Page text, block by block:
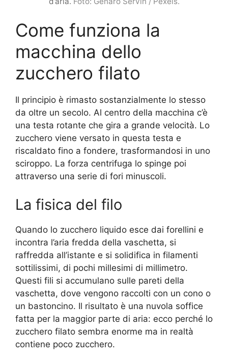
Come funziona la
macchina dello
zucchero filato
Il principio è rimasto sostanzialmente lo stesso
da oltre un secolo. Al centro della macchina c’è
una testa rotante che gira a grande velocità. Lo
zucchero viene versato in questa testa e
riscaldato fino a fondere, trasformandosi in uno
sciroppo. La forza centrifuga lo spinge poi
attraverso una serie di fori minuscoli.
La fisica del filo
Quando lo zucchero liquido esce dai forellini e
incontra l’aria fredda della vaschetta, si
raffredda all’istante e si solidifica in filamenti
sottilissimi, di pochi millesimi di millimetro.
Questi fili si accumulano sulle pareti della
vaschetta, dove vengono raccolti con un cono o
un bastoncino. Il risultato è una nuvola soffice
fatta per la maggior parte di aria: ecco perché lo
zucchero filato sembra enorme ma in realtà
contiene poco zucchero.